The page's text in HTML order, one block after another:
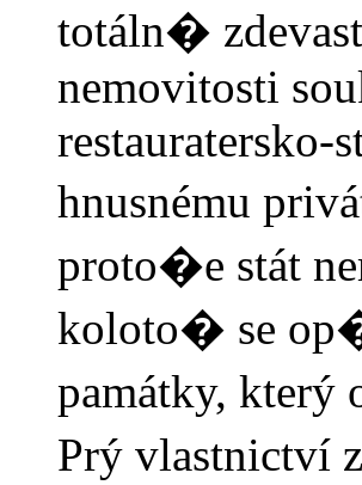
totáln�
nemovitosti
restauratersko-
hnusnému
proto�e stát
koloto� se
památky, který
Prý